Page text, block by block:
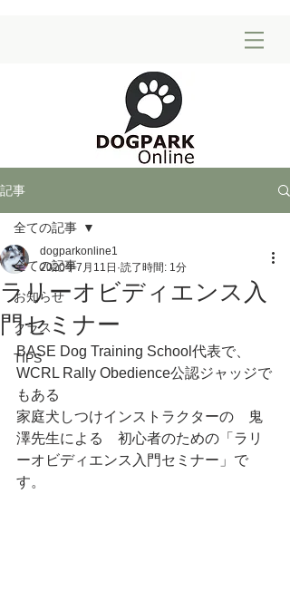
記事
全ての記事
お知らせ
クラス
TIPS
全ての記事
ラリーオビディエンス入
門セミナー
dogparkonline1
2020年7月11日 読了時間: 1分
BASE Dog Training School代表で、
WCRL Rally Obedience公認ジャッジで
もある
家庭犬しつけインストラクターの　鬼
澤先生による　初心者のための「ラリ
ーオビディエンス入門セミナー」で
す。